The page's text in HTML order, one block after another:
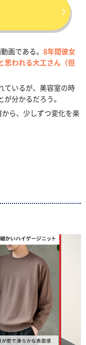
画である。 8年間彼女
思われる大工さん（但
ているが、美容室の時
が分かるだろう。
ら、少しずつ変化を楽